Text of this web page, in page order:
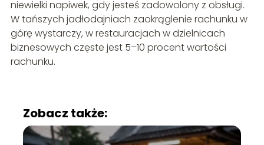
niewielki napiwek, gdy jesteś zadowolony z obsługi.
W tańszych jadłodajniach zaokrąglenie rachunku w
górę wystarczy, w restauracjach w dzielnicach
biznesowych częste jest 5–10 procent wartości
rachunku.
Zobacz także: